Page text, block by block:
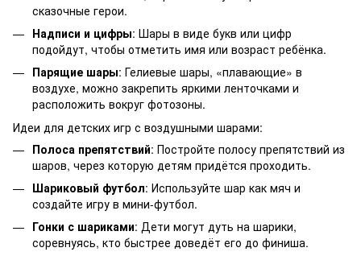
сказочные герои.
Надписи и цифры: Шары в виде букв или цифр
подойдут, чтобы отметить имя или возраст ребёнка.
Парящие шары: Гелиевые шары, «плавающие» в
воздухе, можно закрепить яркими ленточками и
расположить вокруг фотозоны.
Идеи для детских игр с воздушными шарами:
Полоса препятствий: Постройте полосу препятствий из
шаров, через которую детям придётся проходить.
Шариковый футбол: Используйте шар как мяч и
создайте игру в мини-футбол.
Гонки с шариками: Дети могут дуть на шарики,
соревнуясь, кто быстрее доведёт его до финиша.